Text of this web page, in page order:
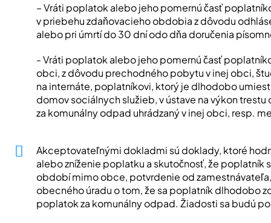
– Vráti poplatok alebo jeho pomernú časť
v priebehu zdaňovacieho obdobia z dôvodu
alebo pri úmrtí do 30 dní odo dňa doručenia
- Vráti poplatok alebo jeho pomernú časť
obci, z dôvodu prechodného pobytu v inej obci,
na internáte, poplatníkovi, ktorý je dlhodobo
domov sociálnych služieb, v ústave na výkon
za komunálny odpad uhrádzaný v inej obci, resp.
Akceptovateľnými dokladmi sú doklady, ktoré
alebo zníženie poplatku a skutočnosť, že poplatník
období mimo obce, potvrdenie od
obecného úradu o tom, že sa poplatník dlhodobo
poplatok za komunálny odpad. Žiadosti sa budú